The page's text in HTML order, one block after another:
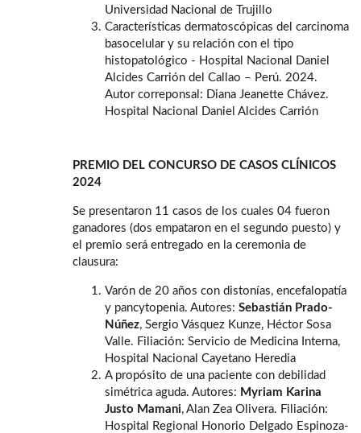
Universidad Nacional de Trujillo
Características dermatoscópicas del carcinoma
basocelular y su relación con el tipo
histopatológico - Hospital Nacional Daniel
Alcides Carrión del Callao – Perú. 2024.
Autor correponsal: Diana Jeanette Chávez.
Hospital Nacional Daniel Alcides Carrión
PREMIO DEL CONCURSO DE CASOS CLÍNICOS
2024
Se presentaron 11 casos de los cuales 04 fueron
ganadores (dos empataron en el segundo puesto) y
el premio será entregado en la ceremonia de
clausura:
Varón de 20 años con distonías, encefalopatía
y pancytopenia. Autores: Sebastián Prado-
Núñez, Sergio Vásquez Kunze, Héctor Sosa
Valle. Filiación: Servicio de Medicina Interna,
Hospital Nacional Cayetano Heredia
A propósito de una paciente con debilidad
simétrica aguda. Autores: Myriam Karina
Justo Mamani, Alan Zea Olivera. Filiación:
Hospital Regional Honorio Delgado Espinoza-